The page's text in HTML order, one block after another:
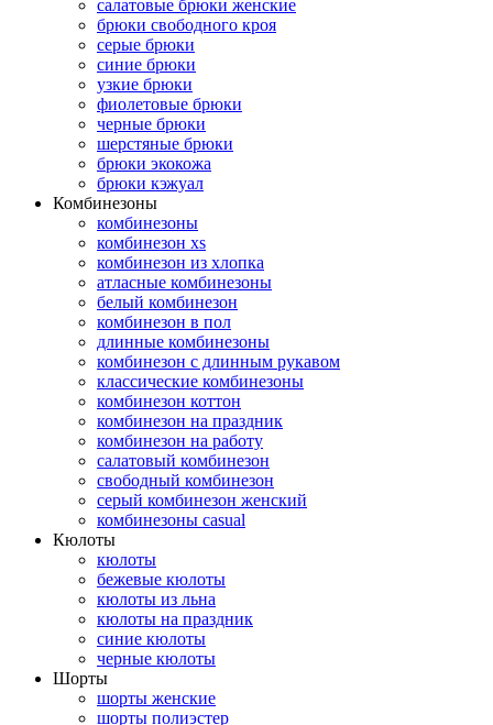
салатовые брюки женские
брюки свободного кроя
серые брюки
синие брюки
узкие брюки
фиолетовые брюки
черные брюки
шерстяные брюки
брюки экокожа
брюки кэжуал
Комбинезоны
комбинезоны
комбинезон xs
комбинезон из хлопка
атласные комбинезоны
белый комбинезон
комбинезон в пол
длинные комбинезоны
комбинезон с длинным рукавом
классические комбинезоны
комбинезон коттон
комбинезон на праздник
комбинезон на работу
салатовый комбинезон
свободный комбинезон
серый комбинезон женский
комбинезоны casual
Кюлоты
кюлоты
бежевые кюлоты
кюлоты из льна
кюлоты на праздник
синие кюлоты
черные кюлоты
Шорты
шорты женские
шорты полиэстер